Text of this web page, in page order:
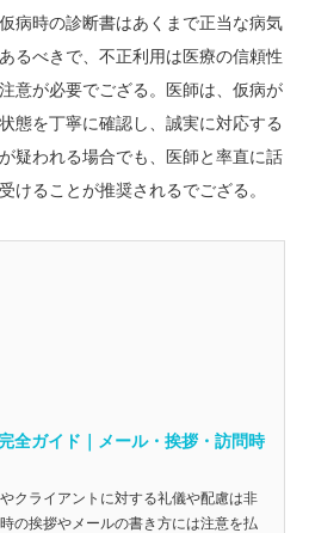
病時の診断書はあくまで正当な病気
るべきで、不正利用は医療の信頼性
意が必要でござる。医師は、仮病が
態を丁寧に確認し、誠実に対応する
疑われる場合でも、医師と率直に話
けることが推奨されるでござる。
全ガイド｜メール・挨拶・訪問時
クライアントに対する礼儀や配慮は非
の挨拶やメールの書き方には注意を払